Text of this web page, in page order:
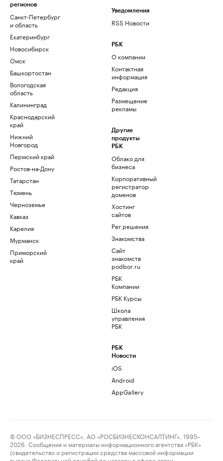
регионов
Санкт-Петербург
и область
Екатеринбург
Новосибирск
Омск
Башкортостан
Вологодская
область
Калининград
Краснодарский
край
Нижний
Новгород
Пермский край
Ростов-на-Дону
Татарстан
Тюмень
Черноземье
Кавказ
Карелия
Мурманск
Приморский
край
Уведомления
RSS Новости
РБК
О компании
Контактная
информация
Редакция
Размещение
рекламы
Другие
продукты
РБК
Облако для
бизнеса
Корпоративный
регистратор
доменов
Хостинг
сайтов
Рег.решения
Знакомства
Сайт
знакомств
podbor.ru
РБК
Компании
РБК Курсы
Школа
управления
РБК
РБК
Новости
iOS
Android
AppGallery
© ООО «БИЗНЕСПРЕСС», АО «РОСБИЗНЕСКОНСАЛТИНГ», 1995–
2026. Сообщения и материалы информационного агентства «РБК»
(свидетельство о регистрации средства массовой информации